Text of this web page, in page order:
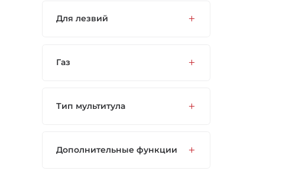
Для лезвий
Газ
Тип мультитула
Дополнительные функции